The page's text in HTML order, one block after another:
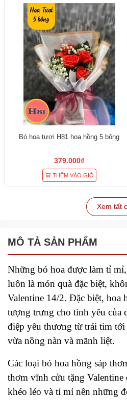
Bó hoa tươi H81 hoa hồng 5 bông
379.000₫
THÊM VÀO GIỎ
Xem tất
MÔ TẢ SẢN PHẨM
Những bó hoa được làm tỉ
luôn là món quà đặc biệt,
Valentine 14/2. Đặc biệt, hoa
tượng trưng cho tình yêu của
điệp yêu thương từ trái tim
vừa nồng nàn và mãnh liệt.
Các loại bó hoa hồng sáp
thơm vĩnh cửu tặng
khéo léo và tỉ mỉ nên những